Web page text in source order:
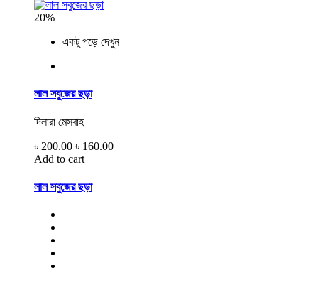
20%
একটু পড়ে দেখুন
লাল সবুজের ছড়া
দিলারা মেসবাহ
৳ 200.00 ৳ 160.00
Add to cart
লাল সবুজের ছড়া